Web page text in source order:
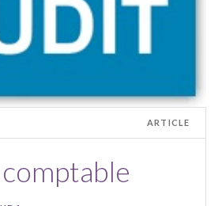
ARTICLE